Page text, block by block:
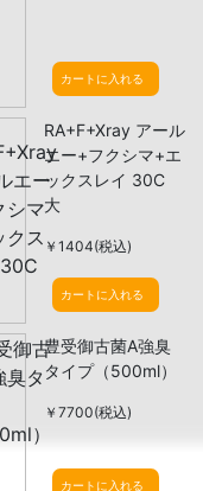
カートに入れる
RA+F+Xray アール
エー+フクシマ+エ
ックスレイ 30C
大
￥1404(税込)
カートに入れる
豊受御古菌A強臭
タイプ（500ml）
￥7700(税込)
カートに入れる